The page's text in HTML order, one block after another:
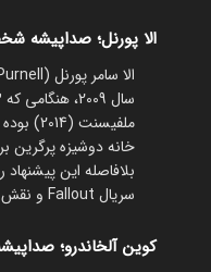
الا پورنل؛ صداپیشه
بلافاصله این
سریال Fallout و نقش ریانون لوئیس در سریال Sweetpea (2024) را نام ببریم.
کوین آلخاندرو؛